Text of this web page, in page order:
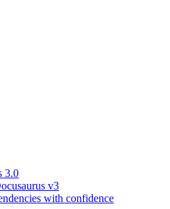
3.0
v3
with confidence